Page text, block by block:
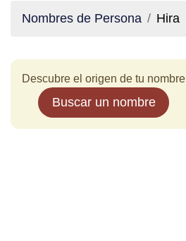
Nombres de Persona Hira
Descubre el origen de tu nombre
Buscar un nombre